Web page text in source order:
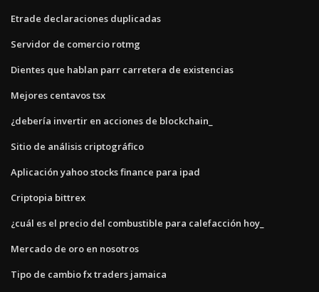
Etrade declaraciones duplicadas
Servidor de comercio rotmg
Dientes que hablan parr carretera de existencias
Mejores centavos tsx
¿debería invertir en acciones de blockchain_
Sitio de análisis criptográfico
Aplicación yahoo stocks finance para ipad
Criptopia bittrex
¿cuál es el precio del combustible para calefacción hoy_
Mercado de oro en nosotros
Tipo de cambio fx traders jamaica